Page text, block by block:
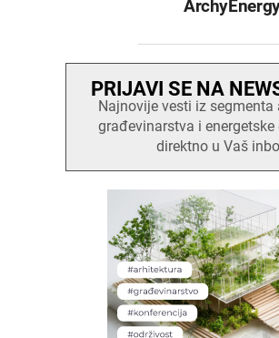
PRIJAVI SE NA
Najnovije vesti iz segmenta
građevinarstva i
direktno u Vaš